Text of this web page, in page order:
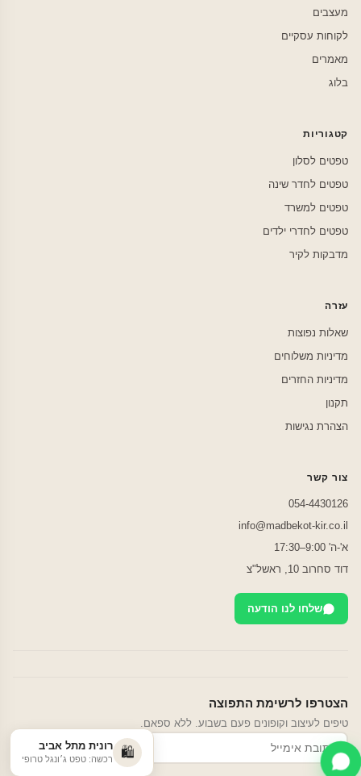
מעצבים
לקוחות עסקיים
מאמרים
בלוג
קטגוריות
טפטים לסלון
טפטים לחדר שינה
טפטים למשרד
טפטים לחדרי ילדים
מדבקות לקיר
עזרה
שאלות נפוצות
מדיניות משלוחים
מדיניות החזרים
תקנון
הצהרת נגישות
צור קשר
054-4430126
info@madbekot-kir.co.il
א'-ה' 9:00–17:30
דוד סחרוב 10, ראשל"צ
שלחו לנו הודעה
הצטרפו לרשימת התפוצה
טיפים לעיצוב וקופונים פעם בשבוע. ללא ספאם.
הרשמה 🛍️ רונית מתל אביב
רכשה: טפט ג׳ונגל טרופי